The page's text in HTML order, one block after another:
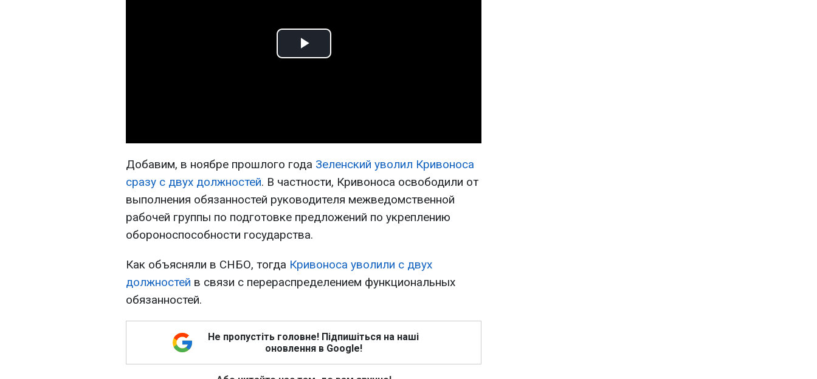
Play
Добавим, в ноябре прошлого года Зеленский уволил Кривоноса
сразу с двух должностей. В частности, Кривоноса освободили от
выполнения обязанностей руководителя межведомственной
рабочей группы по подготовке предложений по укреплению
обороноспособности государства.
Как объясняли в СНБО, тогда Кривоноса уволили с двух
должностей в связи с перераспределением функциональных
обязанностей.
Не пропустіть головне! Підпишіться на наші
оновлення в Google!